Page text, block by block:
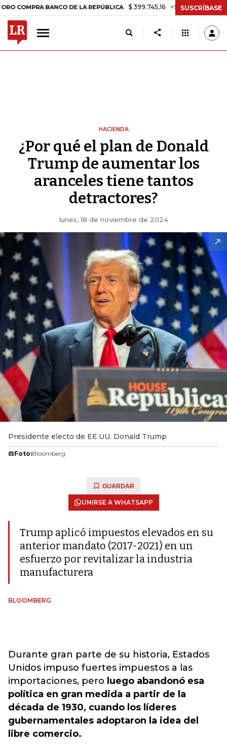
BANCO DE LA REPÚBLICA $ 399.745,16 +$ 2.295,71 +0,58% TASA
SUSCRÍBASE
HACIENDA
¿Por qué el plan de Donald
Trump de aumentar los
aranceles tiene tantos
detractores?
lunes, 18 de noviembre de 2024
Presidente electo de EE.UU. Donald Trump
Foto:Bloomberg
GUARDAR
UNIRSE A WHATSAPP
Trump aplicó impuestos elevados en su
anterior mandato (2017-2021) en un
esfuerzo por revitalizar la industria
manufacturera
BLOOMBERG
Durante gran parte de su historia, Estados
Unidos impuso fuertes impuestos a las
importaciones, pero luego abandonó esa
política en gran medida a partir de la
década de 1930, cuando los líderes
gubernamentales adoptaron la idea del
libre comercio.